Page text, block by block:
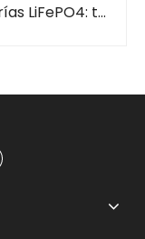
La guía definitiva para las baterías LiFePO4: todo lo que necesita saber